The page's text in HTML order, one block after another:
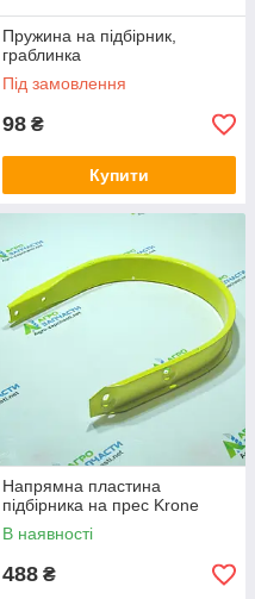
Пружина на підбірник,
граблинка
Під замовлення
98 ₴
Купити
Напрямна пластина
підбірника на прес Krone
В наявності
488 ₴